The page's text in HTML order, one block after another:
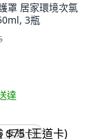
罩 居家環境次氯
3瓶
達
(王道卡)